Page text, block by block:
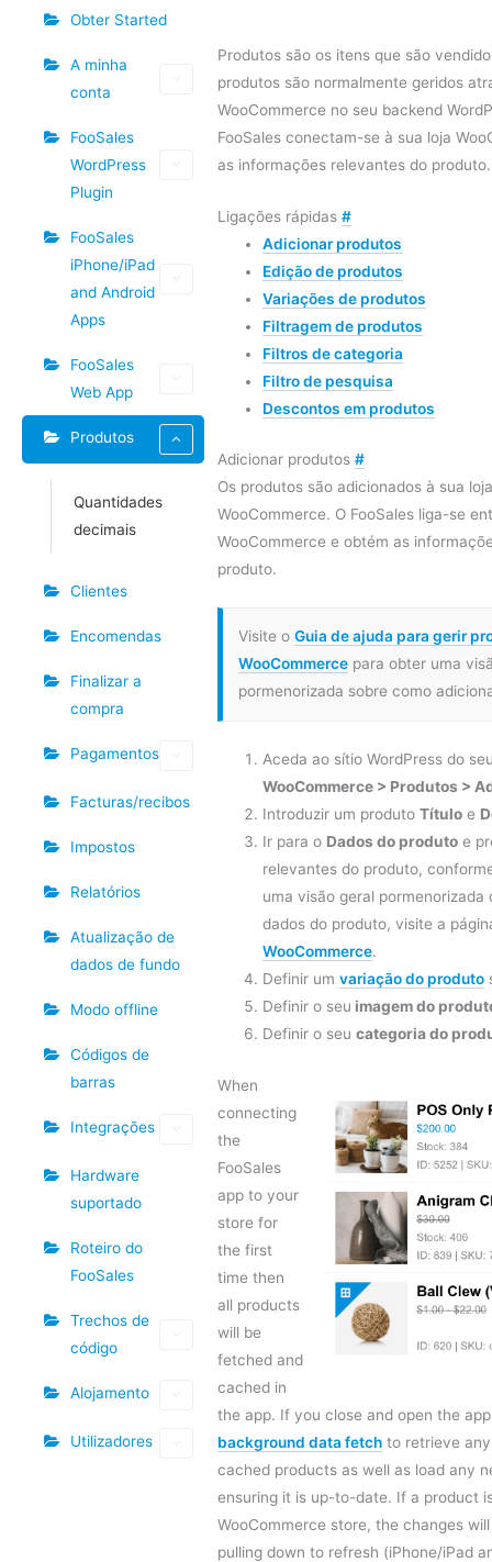
Obter Started
A minha
conta
FooSales
WordPress
Plugin
FooSales
iPhone/iPad
and Android
Apps
FooSales
Web App
Produtos
Quantidades
decimais
Clientes
Encomendas
Finalizar a
compra
Pagamentos
Facturas/recibos
Impostos
Relatórios
Atualização de
dados de fundo
Modo offline
Códigos de
barras
Integrações
Hardware
suportado
Roteiro do
FooSales
Trechos de
código
Alojamento
Utilizadores
Produtos são os itens que são
produtos são normalmente geridos
WooCommerce no seu backend
FooSales conectam-se à sua loja
as informações relevantes do produto.
Ligações rápidas #
Adicionar produtos
Edição de produtos
Variações de produtos
Filtragem de produtos
Filtros de categoria
Filtro de pesquisa
Descontos em produtos
Adicionar produtos #
Os produtos são adicionados à sua
WooCommerce. O FooSales liga-se
WooCommerce e obtém as
produto.
Visite o Guia de ajuda para gerir
WooCommercepara obter uma
pormenorizada sobre como
Aceda ao sítio WordPress do
WooCommerce > Produtos >
Introduzir um produtoTítulo e
Ir para o Dados do produto e
relevantes do produto,
uma visão geral pormenorizada
dados do produto, visite a
WooCommerce.
Definir umvariação do produto
Definir o seu imagem do
Definir o seucategoria do
When
connecting
the
FooSales
app to your
store for
the first
time then
all products
will be
fetched and
cached in
the app. If you close and open the
background data fetch to retrieve
cached products as well as load any
ensuring it is up-to-date. If a product
WooCommerce store, the changes
pulling down to refresh (iPhone/iPad
do